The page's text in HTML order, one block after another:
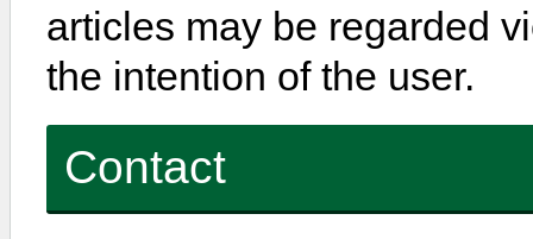
articles may be regarded
the intention of the user.
Contact